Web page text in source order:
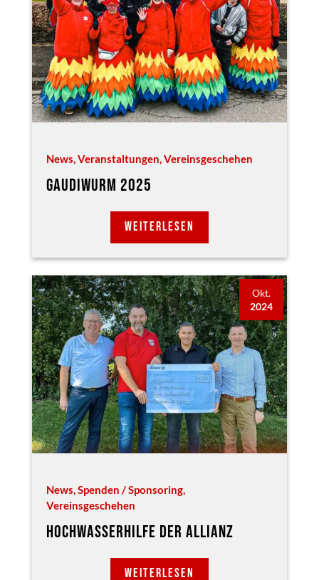
News,Veranstaltungen,Vereinsgeschehen
GAUDIWURM 2025
WEITERLESEN
Okt.
2024
News,Spenden / Sponsoring,
Vereinsgeschehen
HOCHWASSERHILFE DER ALLIANZ
WEITERLESEN